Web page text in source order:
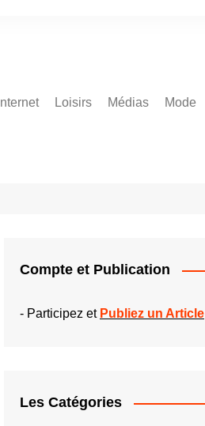
Internet Loisirs Médias Mode
Compte et Publication
- Participez et Publiez un Article
Les Catégories